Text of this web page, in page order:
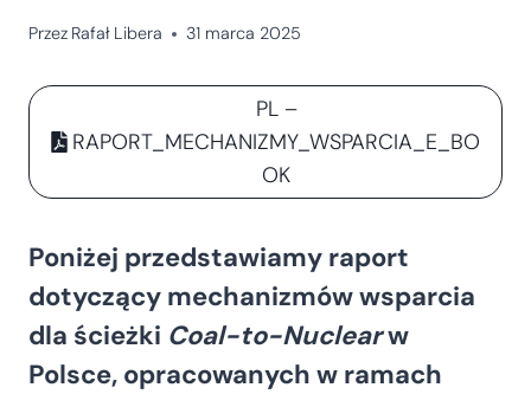
Przez Rafał Libera 31 marca 2025
PL –
RAPORT_MECHANIZMY_WSPARCIA_E_BO
OK
Poniżej przedstawiamy raport
dotyczący mechanizmów wsparcia
dla ścieżki Coal-to-Nuclearw
Polsce, opracowanych w ramach